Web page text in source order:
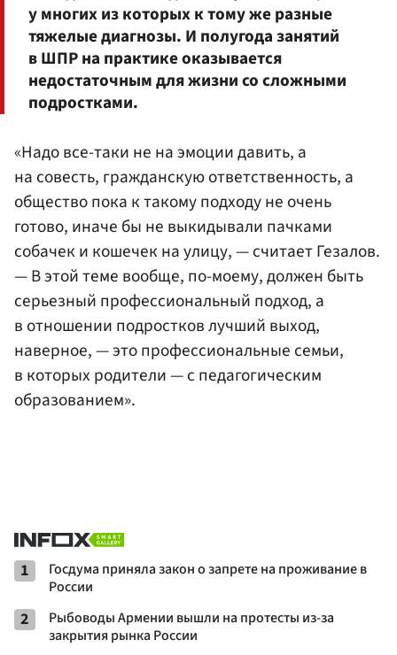
у многих из которых к тому же разные
тяжелые диагнозы. И полугода занятий
в ШПР на практике оказывается
недостаточным для жизни со сложными
подростками.
«Надо все-таки не на эмоции давить, а
на совесть, гражданскую ответственность, а
общество пока к такому подходу не очень
готово, иначе бы не выкидывали пачками
собачек и кошечек на улицу, — считает Гезалов.
— В этой теме вообще, по-моему, должен быть
серьезный профессиональный подход, а
в отношении подростков лучший выход,
наверное, — это профессиональные семьи,
в которых родители — с педагогическим
образованием».
1
Госдума приняла закон о запрете на проживание в
России
2
Рыбоводы Армении вышли на протесты из-за
закрытия рынка России